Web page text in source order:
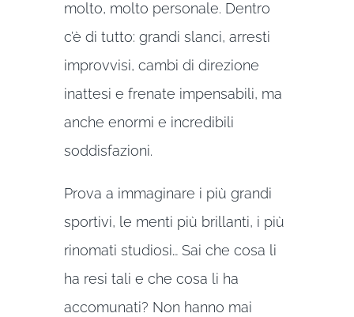
molto, molto personale. Dentro
c’è di tutto: grandi slanci, arresti
improvvisi, cambi di direzione
inattesi e frenate impensabili, ma
anche enormi e incredibili
soddisfazioni.
Prova a immaginare i più grandi
sportivi, le menti più brillanti, i più
rinomati studiosi… Sai che cosa li
ha resi tali e che cosa li ha
accomunati? Non hanno mai